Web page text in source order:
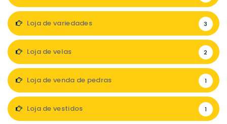
Loja de variedades 3
Loja de velas 2
Loja de venda de pedras 1
Loja de vestidos 1